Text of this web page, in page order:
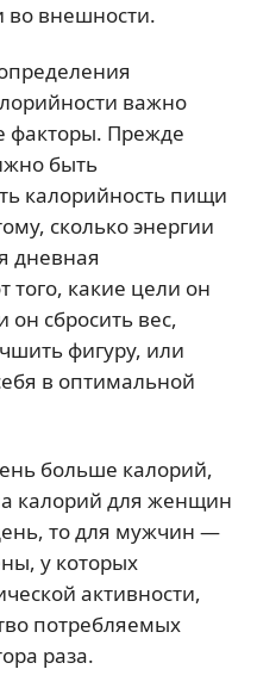
во внешности.
важно
факторы. Прежде
быть
калорийность пищи
сколько энергии
дневная
того, какие цели он
он сбросить вес,
фигуру, или
в оптимальной
больше калорий,
калорий для женщин
то для мужчин —
у которых
активности,
потребляемых
раза.